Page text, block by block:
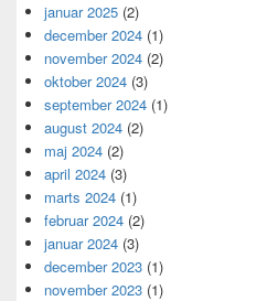
januar 2025 (2)
december 2024 (1)
november 2024 (2)
oktober 2024 (3)
september 2024 (1)
august 2024 (2)
maj 2024 (2)
april 2024 (3)
marts 2024 (1)
februar 2024 (2)
januar 2024 (3)
december 2023 (1)
november 2023 (1)